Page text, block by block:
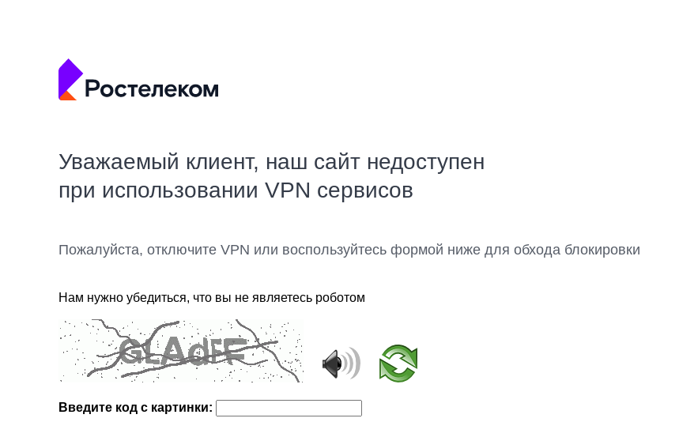
Уважаемый клиент, наш сайт недоступен
при использовании VPN сервисов
Пожалуйста, отключите VPN или воспользуйтесь формой ниже для обхода блокировки
Нам нужно убедиться, что вы не являетесь роботом
Введите код с картинки: